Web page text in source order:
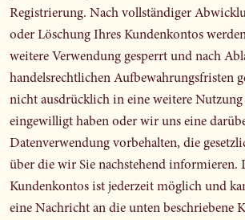
Registrierung. Nach vollständiger
oder Löschung Ihres Kundenkontos
weitere Verwendung gesperrt und nach
handelsrechtlichen Aufbewahrungsfristen
nicht ausdrücklich in eine weitere
eingewilligt haben oder wir uns eine
Datenverwendung vorbehalten, die
über die wir Sie nachstehend informieren.
Kundenkontos ist jederzeit möglich und
eine Nachricht an die unten beschriebene